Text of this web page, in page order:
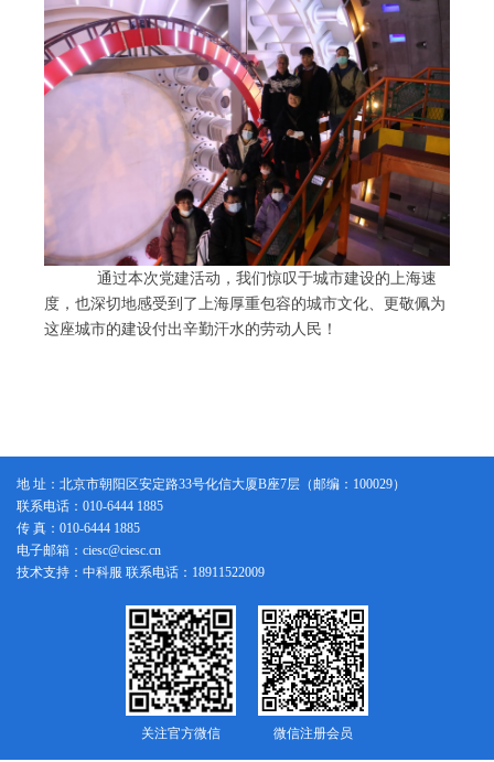
通过本次党建活动，我们惊叹于城市建设的上海速
度，也深切地感受到了上海厚重包容的城市文化、更敬佩为
这座城市的建设付出辛勤汗水的劳动人民！
地 址：北京市朝阳区安定路33号化信大厦B座7层（邮编：100029）
联系电话：010-6444 1885
传 真：010-6444 1885
电子邮箱：ciesc@ciesc.cn
技术支持：中科服 联系电话：18911522009
关注官方微信 微信注册会员